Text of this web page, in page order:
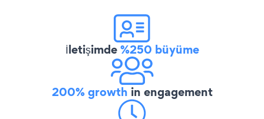
İletişimde%250 büyüme
200% growth in engagement